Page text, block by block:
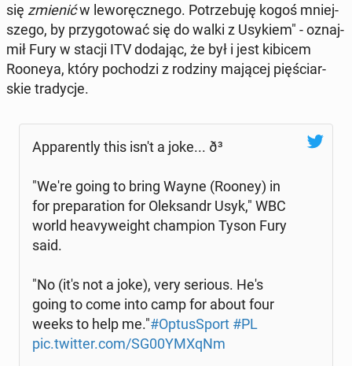
się zmienićw le­wo­ręcz­ne­go. Po­trze­bu­ję kogoś mniej­
sze­go, by przy­go­to­wać się do walki z Usykiem" - oznaj­
mił Fury w stacji ITV dodając, że był i jest kibicem
Rooneya, który po­cho­dzi z rodziny mającej pię­ściar­
skie tra­dy­cje.
Ap­pa­ren­tly this isn't a joke... ð³
"We're going to bring Wayne (Rooney) in
for pre­pa­ra­tion for Olek­sandr Usyk," WBC
world he­avy­we­ight cham­pion Tyson Fury
said.
"No (it's not a joke), very serious. He's
going to come into camp for about four
weeks to help me."#Optus­Sport #PL
pic.twitter.com/SG00YMXqNm